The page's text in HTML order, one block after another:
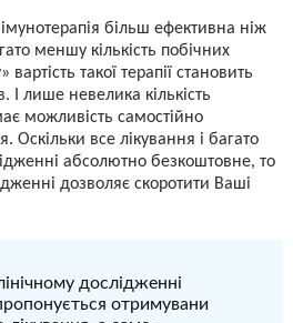
більш ефективна ніж
меншу кількість побічних
такої терапії становить
І лише невелика кількість
можливість самостійно
Оскільки все лікування і багато
абсолютно безкоштовне, то
дозволяє скоротити Ваші
дослідженні
отримувани